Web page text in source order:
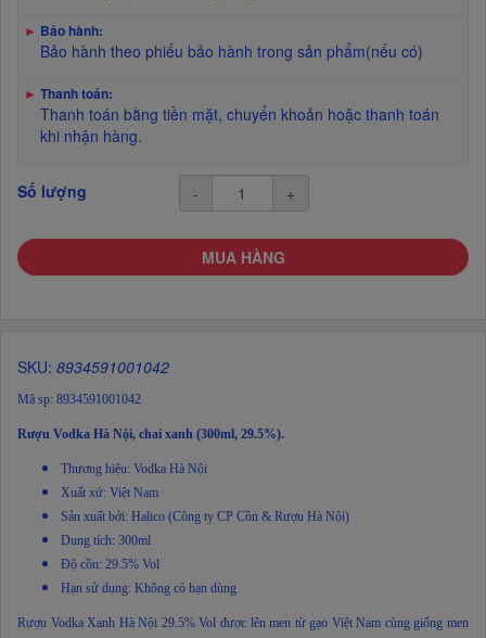
► Bảo hành:
Bảo hành theo phiếu bảo hành trong sản phẩm(nếu có)
► Thanh toán:
Thanh toán bằng tiền mặt, chuyển khoản hoặc thanh toán
khi nhận hàng.
Số lượng - +
MUA HÀNG
SKU: 8934591001042
Mã sp: 8934591001042
Rượu Vodka Hà Nội, chai xanh (300ml, 29.5%).
Thương hiệu: Vodka Hà Nội
Xuất xứ: Việt Nam
Sản xuất bởi: Halico (Công ty CP Cồn & Rượu Hà Nội)
Dung tích: 300ml
Độ cồn: 29.5% Vol
Hạn sử dụng: Không có hạn dùng
Rượu Vodka Xanh Hà Nội 29.5% Vol được lên men từ gạo Việt Nam cùng giống men